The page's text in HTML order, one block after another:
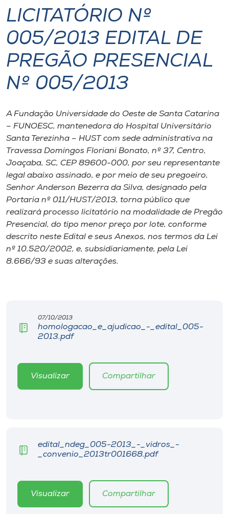
I.nova
Diplomados
Cultura
CPA
Biblioteca
Editora
Rádio
Museu
Unoesc
Selecione
o idioma
LICITATÓRIO Nº
005/2013 EDITAL DE
PREGÃO PRESENCIAL
Nº 005/2013
A Fundação Universidade do Oeste de Santa Catarina
– FUNOESC, mantenedora do Hospital Universitário
Santa Terezinha – HUST com sede administrativa na
Travessa Domingos Floriani Bonato, nº 37, Centro,
Joaçaba, SC, CEP 89600-000, por seu representante
legal abaixo assinado, e por meio de seu pregoeiro,
Senhor Anderson Bezerra da Silva, designado pela
Portaria nº 011/HUST/2013, torna público que
realizará processo licitatório na modalidade de Pregão
Presencial, do tipo menor preço por lote, conforme
descrito neste Edital e seus Anexos, nos termos da Lei
nº 10.520/2002, e, subsidiariamente, pela Lei
8.666/93 e suas alterações.
07/10/2013
homologacao_e_ajudicao_-_edital_005-
2013.pdf
Visualizar Compartilhar
edital_ndeg_005-2013_-_vidros_-
_convenio_2013tr001668.pdf
Visualizar Compartilhar